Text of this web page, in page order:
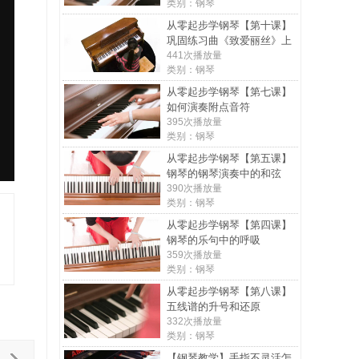
类别：钢琴
从零起步学钢琴【第十课】
巩固练习曲《致爱丽丝》上
441次播放量
类别：钢琴
从零起步学钢琴【第七课】
如何演奏附点音符
395次播放量
类别：钢琴
从零起步学钢琴【第五课】
钢琴的钢琴演奏中的和弦
390次播放量
类别：钢琴
从零起步学钢琴【第四课】
钢琴的乐句中的呼吸
359次播放量
类别：钢琴
从零起步学钢琴【第八课】
五线谱的升号和还原
332次播放量
类别：钢琴